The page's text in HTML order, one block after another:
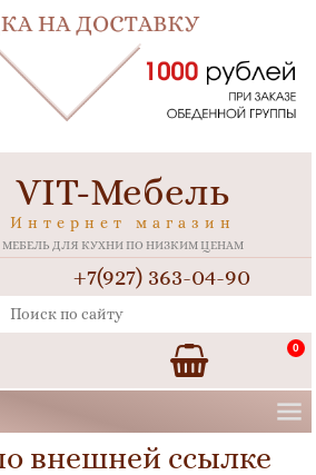
VIT-Мебель
Интернет магазин
МЕБЕЛЬ ДЛЯ КУХНИ ПО НИЗКИМ ЦЕНАМ
+7(927) 363-04-90
0
внешней ссылке